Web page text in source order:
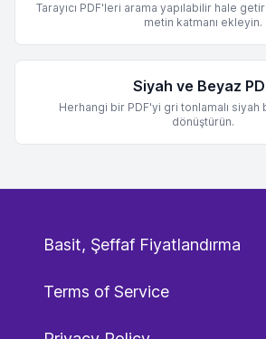
Tarayıcı PDF'leri arama yapılabilir hale
metin katmanı ekleyin.
Siyah ve Beyaz
Herhangi bir PDF'yi gri tonlamalı siyah
dönüştürün.
Basit, Şeffaf Fiyatlandırma
Terms of Service